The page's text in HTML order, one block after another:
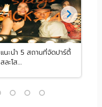
แนะนำ 5 สถานที่จัดปาร์ตี้
สละโส...